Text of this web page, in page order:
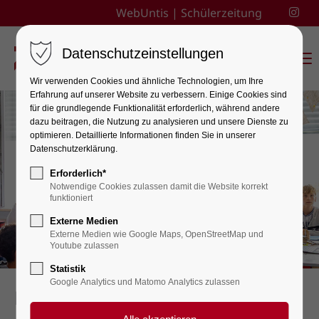
WebUntis | Schülerzeitung
Evangelische Religionslehre
Datenschutzeinstellungen
Wir verwenden Cookies und ähnliche Technologien, um Ihre
Erfahrung auf unserer Website zu verbessern. Einige Cookies sind
für die grundlegende Funktionalität erforderlich, während andere
dazu beitragen, die Nutzung zu analysieren und unsere Dienste zu
optimieren. Detaillierte Informationen finden Sie in unserer
Datenschutzerklärung.
Erforderlich*
Notwendige Cookies zulassen damit die Website korrekt
funktioniert
Externe Medien
Externe Medien wie Google Maps, OpenStreetMap und
Youtube zulassen
Statistik
Google Analytics und Matomo Analytics zulassen